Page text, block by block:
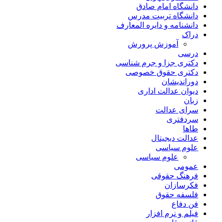
دانشگاه امام صادق
دانشگاه تربیت مدرس
دانشنامه و دایره المعارف
دراک
آموزش پرورش
درسی
دکتری جزا و جرم شناسی
دکتری حقوق خصوصی
دوراندیشان
دیوان عدالت اداری
زبان
سرای عدالت
سردفتری
طاها
عدالت دیجیتال
علوم سیاسی
علوم سیاسی
عمومی
فرهنگ حقوقی
فکرسازان
فلسفه حقوق
فن دفاع
فیلم و نرم افزار